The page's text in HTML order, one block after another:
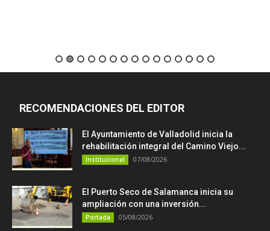
RECOMENDACIONES DEL EDITOR
El Ayuntamiento de Valladolid inicia la
rehabilitación integral del Camino Viejo...
Institucional 07/08/2026
El Puerto Seco de Salamanca inicia su
ampliación con una inversión...
Portada 05/08/2026